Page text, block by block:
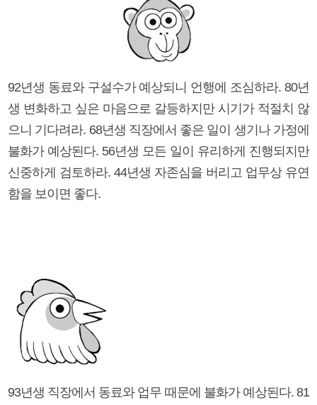
92년생 동료와 구설수가 예상되니 언행에 조심하라. 80년
생 변화하고 싶은 마음으로 갈등하지만 시기가 적절치 않
으니 기다려라. 68년생 직장에서 좋은 일이 생기나 가정에
불화가 예상된다. 56년생 모든 일이 유리하게 진행되지만
신중하게 검토하라. 44년생 자존심을 버리고 업무상 유연
함을 보이면 좋다.
93년생 직장에서 동료와 업무 때문에 불화가 예상된다. 81